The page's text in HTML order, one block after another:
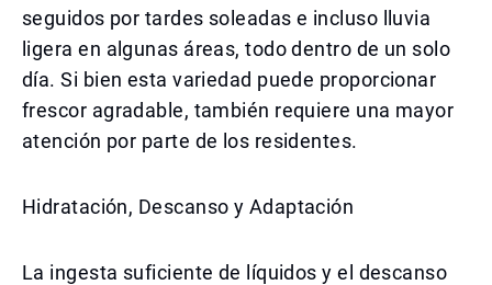
seguidos por tardes soleadas e incluso lluvia
ligera en algunas áreas, todo dentro de un solo
día. Si bien esta variedad puede proporcionar
frescor agradable, también requiere una mayor
atención por parte de los residentes.
Hidratación, Descanso y Adaptación
La ingesta suficiente de líquidos y el descanso